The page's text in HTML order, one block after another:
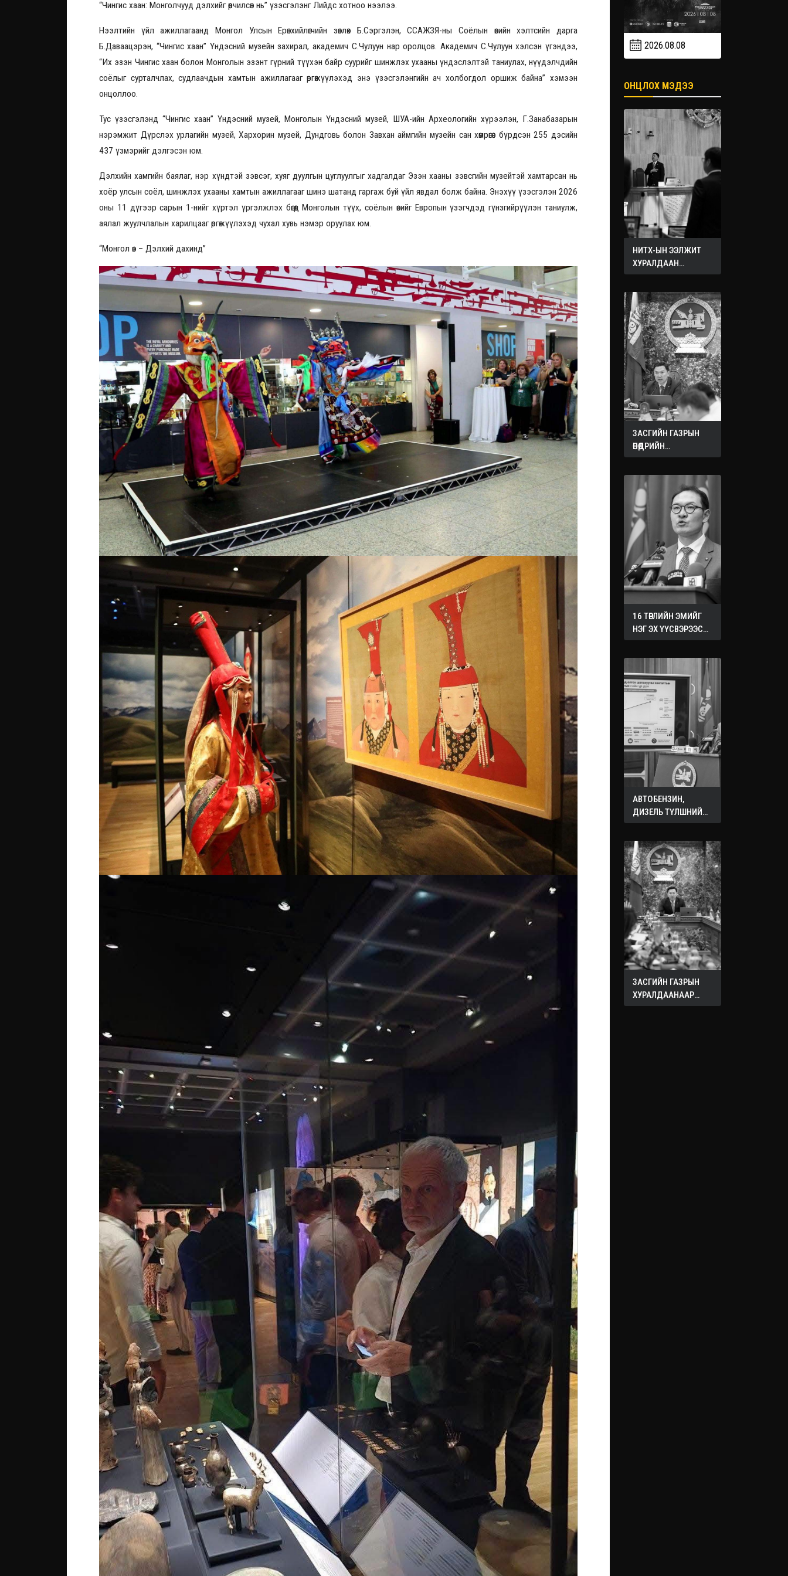
“Чингис хаан: Монголчууд дэлхийг өөрчилсөн нь” үзэсгэлэнг Лийдс хотноо нээлээ.
Нээлтийн үйл ажиллагаанд Монгол Улсын Ерөнхийлөгчийн зөвлөх Б.Сэргэлэн, ССАЖЗЯ-ны Соёлын өвийн хэлтсийн дарга
Б.Даваацэрэн, “Чингис хаан” Үндэсний музейн захирал, академич С.Чулуун нар оролцов. Академич С.Чулуун хэлсэн үгэндээ,
“Их эзэн Чингис хаан болон Монголын эзэнт гүрний түүхэн байр суурийг шинжлэх ухааны үндэслэлтэй таниулах, нүүдэлчдийн
соёлыг сурталчлах, судлаачдын хамтын ажиллагааг өргөжүүлэхэд энэ үзэсгэлэнгийн ач холбогдол оршиж байна” хэмээн
онцоллоо.
Тус үзэсгэлэнд “Чингис хаан” Үндэсний музей, Монголын Үндэсний музей, ШУА-ийн Археологийн хүрээлэн, Г.Занабазарын
нэрэмжит Дүрслэх урлагийн музей, Хархорин музей, Дундговь болон Завхан аймгийн музейн сан хөмрөгөөс бүрдсэн 255 дэсийн
437 үзмэрийг дэлгэсэн юм.
Дэлхийн хамгийн баялаг, нэр хүндтэй зэвсэг, хуяг дуулгын цуглуулгыг хадгалдаг Эзэн хааны зэвсгийн музейтэй хамтарсан нь
хоёр улсын соёл, шинжлэх ухааны хамтын ажиллагааг шинэ шатанд гаргаж буй үйл явдал болж байна. Энэхүү үзэсгэлэн 2026
оны 11 дүгээр сарын 1-нийг хүртэл үргэлжлэх бөгөөд Монголын түүх, соёлын өвийг Европын үзэгчдэд гүнзгийрүүлэн таниулж,
аялал жуулчлалын харилцааг өргөжүүлэхэд чухал хувь нэмэр оруулах юм.
“Монгол өв – Дэлхий дахинд”
2026.08.30 20:00
2026.09.19
2026.08.08
ОНЦЛОХ МЭДЭЭ
НИТХ-ЫН ЭЭЛЖИТ
ХУРАЛДААН
ЭХЭЛЛЭЭ
ЗАСГИЙН ГАЗРЫН
ӨНӨӨДРИЙН
ХУРАЛДААНААС
ШИЙДВЭРҮҮД
16 ТӨРЛИЙН ЭМИЙГ
НЭГ ЭХ ҮҮСВЭРЭЭС
ХУДАЛДАН АВАХ
АВТОБЕНЗИН,
ДИЗЕЛЬ ТҮЛШНИЙ
ОНЦГОЙ АЛБАН
ЗАСГИЙН ГАЗРЫН
ХУРАЛДААНААР
ХЭЛЭЛЦЭЖ БУЙ